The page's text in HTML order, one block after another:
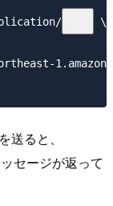
json" \
ると、
セージが返って